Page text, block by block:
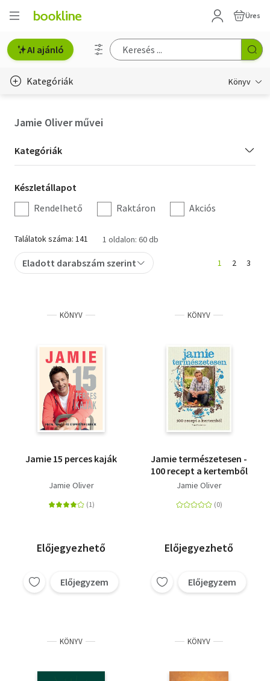
Üres
AI ajánló
Kategóriák Könyv
Hobbi, szabadidő
Irodalom
Művészet
Szakkönyv
Tankönyv, segédkönyv
Természettudomány
Történelem
Jamie Oliver művei
Kategória
szűrés
Kategóriák
Készletállapot
szűrés
Készletállapot
Rendelhető
Raktáron Akciós
Találatok száma: 141 1 oldalon: 60 db
Eladott darabszám szerint 1 2 3
KÖNYV
Jamie 15 perces kaják
Jamie Oliver
Előjegyezhető
Előjegyzem
KÖNYV
Jamie természetesen -
100 recept a kertemből
Jamie Oliver
Előjegyezhető
Előjegyzem
KÖNYV KÖNYV